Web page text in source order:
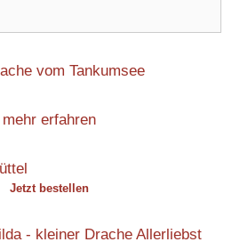
mehr erfahren
Jetzt bestellen